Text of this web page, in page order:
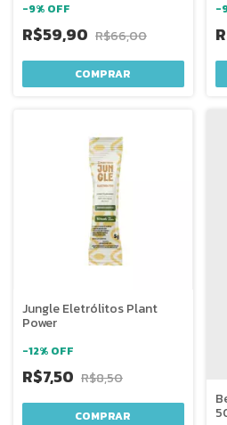
-9% OFF
R$59,90 R$66,00
COMPRAR
-
Jungle Eletrólitos Plant
Power
-12% OFF
R$7,50 R$8,50
COMPRAR